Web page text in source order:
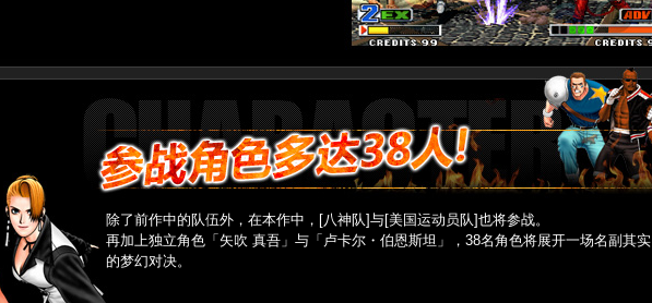
除了前作中的队伍外，在本作中，[八神队]与[美国运动员队]也将参战。
再加上独立角色「矢吹 真吾」与「卢卡尔・伯恩斯坦」，38名角色将展开一场名副其实
的梦幻对决。